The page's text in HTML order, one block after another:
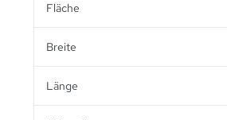
Fläche
Breite
Länge